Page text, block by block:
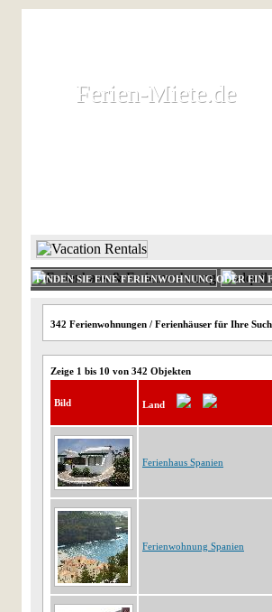
Ferien-Miete.de
Ferien-Miete.de
FINDEN SIE EINE FERIENWOHNUNG ODER EIN
342 Ferienwohnungen / Ferienhäuser für Ihre
Zeige 1 bis 10 von 342 Objekten
Bild Land
Ferienhaus Spanien
Ferienwohnung Spanien